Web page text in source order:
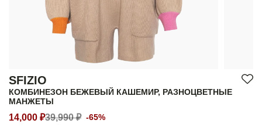
SFIZIO
КОМБИНЕЗОН БЕЖЕВЫЙ КАШЕМИР, РАЗНОЦВЕТНЫЕ
МАНЖЕТЫ
14,000 ₽39,990 ₽ -65%